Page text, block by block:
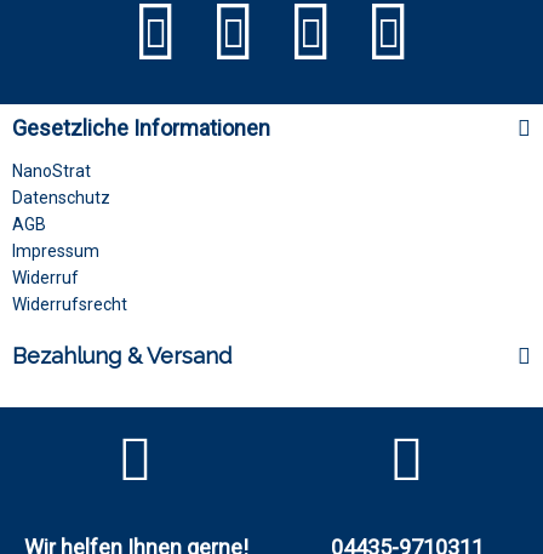
Gesetzliche Informationen
NanoStrat
Datenschutz
AGB
Impressum
Widerruf
Widerrufsrecht
Bezahlung & Versand
Wir helfen Ihnen gerne! 04435-9710311